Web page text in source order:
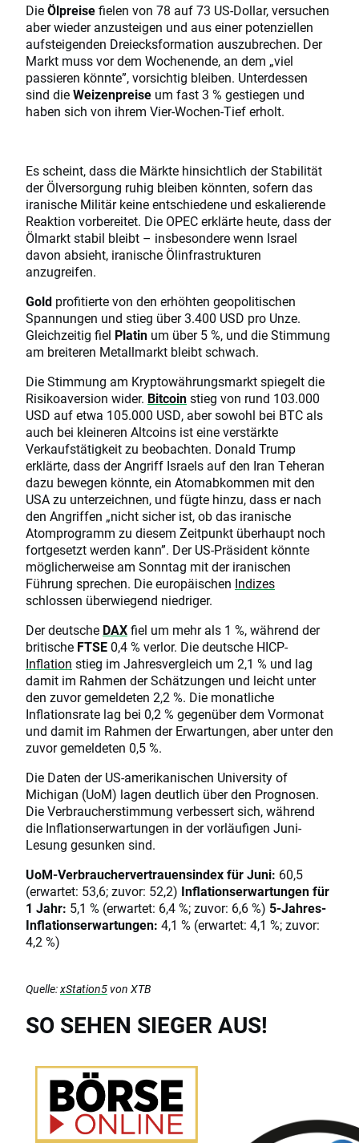
DieÖlpreisefielen von 78 auf 73 US-Dollar, versuchen
aber wieder anzusteigen und aus einer potenziellen
aufsteigenden Dreiecksformation auszubrechen. Der
Markt muss vor dem Wochenende, an dem „viel
passieren könnte”, vorsichtig bleiben. Unterdessen
sind dieWeizenpreise um fast 3 % gestiegen und
haben sich von ihrem Vier-Wochen-Tief erholt.
Es scheint, dass die Märkte hinsichtlich der Stabilität
der Ölversorgung ruhig bleiben könnten, sofern das
iranische Militär keine entschiedene und eskalierende
Reaktion vorbereitet. Die OPEC erklärte heute, dass der
Ölmarkt stabil bleibt – insbesondere wenn Israel
davon absieht, iranische Ölinfrastrukturen
anzugreifen.
Gold profitierte von den erhöhten geopolitischen
Spannungen und stieg über 3.400 USD pro Unze.
Gleichzeitig fiel Platin um über 5 %, und die Stimmung
am breiteren Metallmarkt bleibt schwach.
Die Stimmung am Kryptowährungsmarkt spiegelt die
Risikoaversion wider. Bitcoinstieg von rund 103.000
USD auf etwa 105.000 USD, aber sowohl bei BTC als
auch bei kleineren Altcoins ist eine verstärkte
Verkaufstätigkeit zu beobachten. Donald Trump
erklärte, dass der Angriff Israels auf den Iran Teheran
dazu bewegen könnte, ein Atomabkommen mit den
USA zu unterzeichnen, und fügte hinzu, dass er nach
den Angriffen „nicht sicher ist, ob das iranische
Atomprogramm zu diesem Zeitpunkt überhaupt noch
fortgesetzt werden kann”. Der US-Präsident könnte
möglicherweise am Sonntag mit der iranischen
Führung sprechen. Die europäischen Indizes
schlossen überwiegend niedriger.
Der deutsche DAXfiel um mehr als 1 %, während der
britische FTSE 0,4 % verlor. Die deutsche HICP-
Inflation stieg im Jahresvergleich um 2,1 % und lag
damit im Rahmen der Schätzungen und leicht unter
den zuvor gemeldeten 2,2 %. Die monatliche
Inflationsrate lag bei 0,2 % gegenüber dem Vormonat
und damit im Rahmen der Erwartungen, aber unter den
zuvor gemeldeten 0,5 %.
Die Daten der US-amerikanischen University of
Michigan (UoM) lagen deutlich über den Prognosen.
Die Verbraucherstimmung verbessert sich, während
die Inflationserwartungen in der vorläufigen Juni-
Lesung gesunken sind.
UoM-Verbrauchervertrauensindex für Juni: 60,5
(erwartet: 53,6; zuvor: 52,2) Inflationserwartungen für
1 Jahr: 5,1 % (erwartet: 6,4 %; zuvor: 6,6 %) 5-Jahres-
Inflationserwartungen: 4,1 % (erwartet: 4,1 %; zuvor:
4,2 %)
Quelle:xStation5von XTB
SO SEHEN SIEGER AUS!